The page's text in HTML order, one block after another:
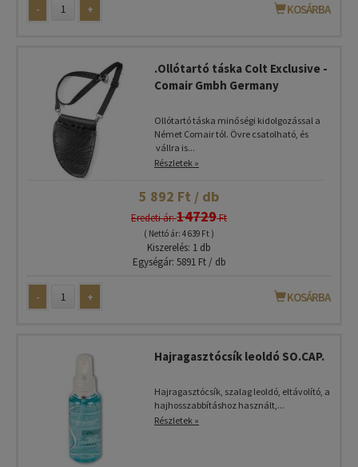
- + KOSÁRBA
.Ollótartó táska Colt Exclusive -
Comair Gmbh Germany
Ollótartó táska minőségi kidolgozással a
Német Comair tól. Övre csatolható, és
vállra is...
Részletek »
5 892 Ft / db
Eredeti ár:14729Ft
( Nettó ár: 4 639 Ft )
Kiszerelés: 1 db
Egységár: 5891 Ft / db
- + KOSÁRBA
Hajragasztócsík leoldó SO.CAP.
Hajragasztócsík, szalag leoldó, eltávolító, a
hajhosszabbításhoz használt,...
Részletek »